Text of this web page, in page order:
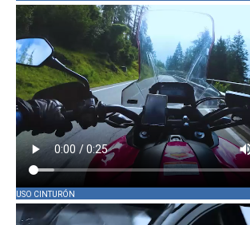
USO CINTURÓN